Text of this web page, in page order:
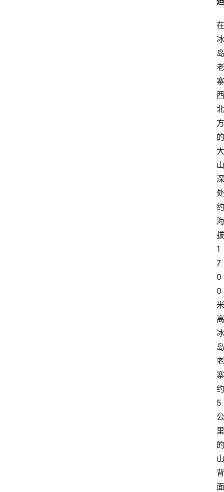
在
冰
岛
老
寨
西
北
方
的
大
山
深
处
约
海
拔
1
7
0
0
米
离
冰
岛
老
寨
约
5
公
里
的
山
背
面